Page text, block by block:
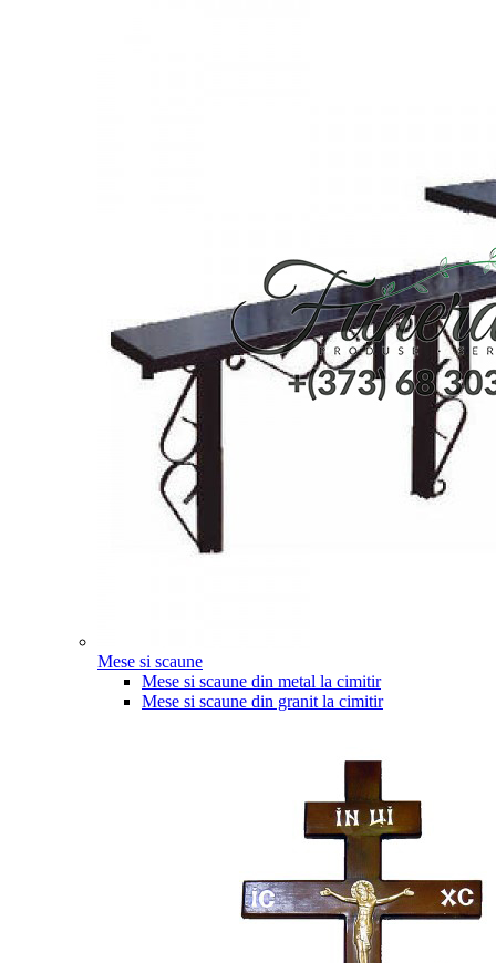
Mese si scaune
Mese si scaune din metal la cimitir
Mese si scaune din granit la cimitir